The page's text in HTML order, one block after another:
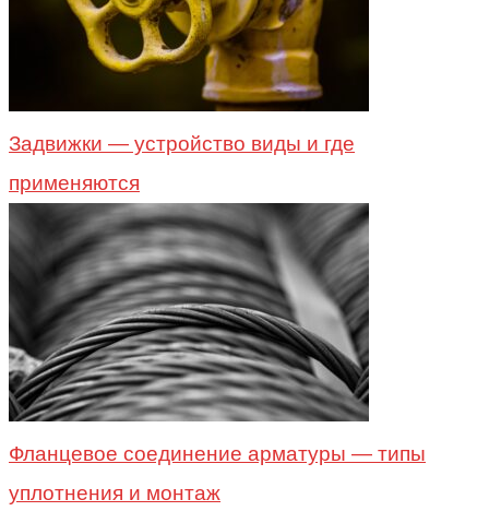
Задвижки — устройство виды и где
применяются
Фланцевое соединение арматуры — типы
уплотнения и монтаж